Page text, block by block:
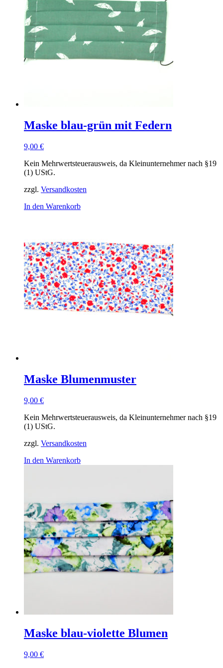
Maske blau-grün mit Federn
9,00 €
Kein Mehrwertsteuerausweis, da Kleinunternehmer nach §19
(1) UStG.
zzgl. Versandkosten
In den Warenkorb
Maske Blumenmuster
9,00 €
Kein Mehrwertsteuerausweis, da Kleinunternehmer nach §19
(1) UStG.
zzgl. Versandkosten
In den Warenkorb
Maske blau-violette Blumen
9,00 €